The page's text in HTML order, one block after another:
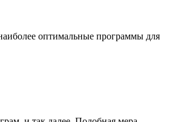
оптимальные программы для